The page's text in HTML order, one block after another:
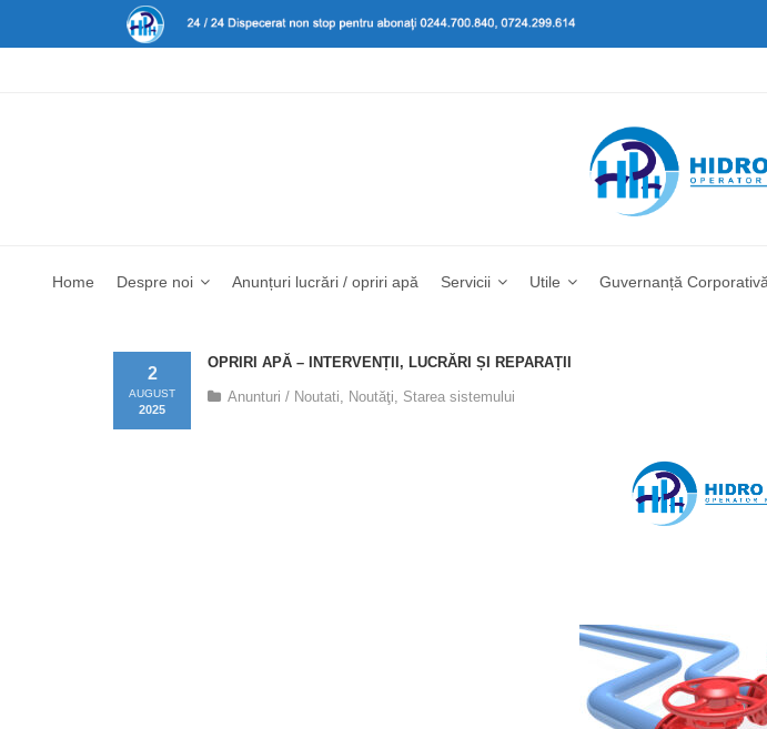
Home Despre noi Anunțuri lucrări / opriri apă Servicii Utile Guvernanță Corporativă
OPRIRI APĂ – INTERVENȚII, LUCRĂRI ȘI REPARAȚII
2
AUGUST
2025
Anunturi / Noutati Noutăţi Starea sistemului
Anunţuri lucrări